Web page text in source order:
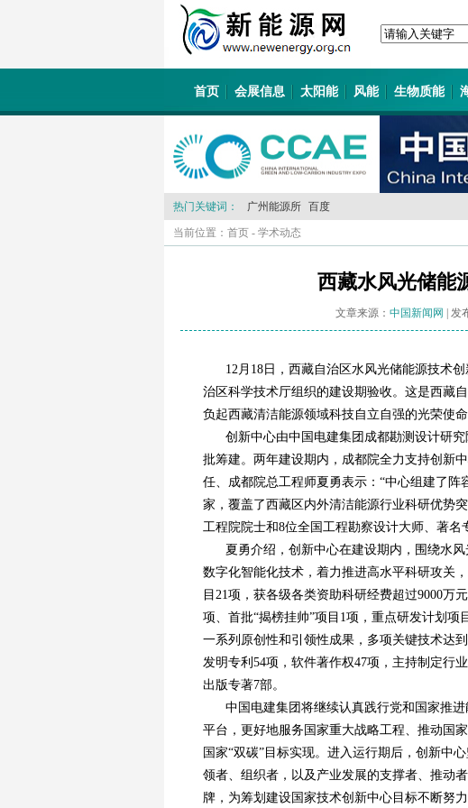
首页 会展信息 太阳能 风能 生物质能
热门关键词： 广州能源所 百度
当前位置： 首页 - 学术动态
西藏水风光储能
文章来源： 中国新闻网 | 发
12月18日，西藏自治区水风光储能源技术
治区科学技术厅组织的建设期验收。这是西藏
负起西藏清洁能源领域科技自立自强的光荣使命
创新中心由中国电建集团成都勘测设计研
批筹建。两年建设期内，成都院全力支持创新
任、成都院总工程师夏勇表示：“中心组建了
家，覆盖了西藏区内外清洁能源行业科研优势
工程院院士和8位全国工程勘察设计大师、著名
夏勇介绍，创新中心在建设期内，围绕水
数字化智能化技术，着力推进高水平科研攻关
目21项，获各级各类资助科研经费超过9000万
项、首批“揭榜挂帅”项目1项，重点研发计划
一系列原创性和引领性成果，多项关键技术达
发明专利54项，软件著作权47项，主持制定行
出版专著7部。
中国电建集团将继续认真践行党和国家推
平台，更好地服务国家重大战略工程、推动国
国家“双碳”目标实现。进入运行期后，创新中
领者、组织者，以及产业发展的支撑者、推动
牌，为筹划建设国家技术创新中心目标不断努力